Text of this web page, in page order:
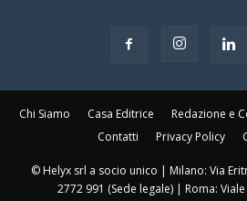
Chi Siamo Casa Editrice
Redazione e
Contatti
Privacy Policy
© Helyx srl a socio unico | Milano: Via
2772 991 (Sede legale) | Roma: